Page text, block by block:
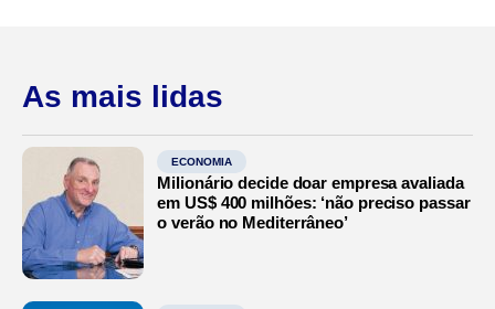
As mais lidas
ECONOMIA
Milionário decide doar empresa avaliada
em US$ 400 milhões: ‘não preciso passar
o verão no Mediterrâneo’